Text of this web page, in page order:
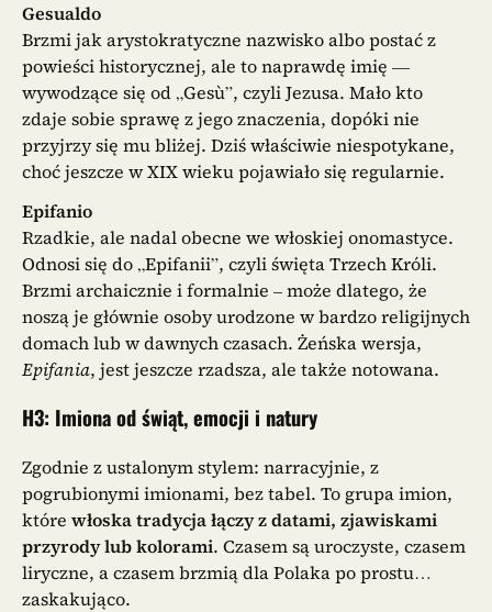
Gesualdo
Brzmi jak arystokratyczne nazwisko albo postać z
powieści historycznej, ale to naprawdę imię —
wywodzące się od „Gesù”, czyli Jezusa. Mało kto
zdaje sobie sprawę z jego znaczenia, dopóki nie
przyjrzy się mu bliżej. Dziś właściwie niespotykane,
choć jeszcze w XIX wieku pojawiało się regularnie.
Epifanio
Rzadkie, ale nadal obecne we włoskiej onomastyce.
Odnosi się do „Epifanii”, czyli święta Trzech Króli.
Brzmi archaicznie i formalnie – może dlatego, że
noszą je głównie osoby urodzone w bardzo religijnych
domach lub w dawnych czasach. Żeńska wersja,
Epifania, jest jeszcze rzadsza, ale także notowana.
H3: Imiona od świąt, emocji i natury
Zgodnie z ustalonym stylem: narracyjnie, z
pogrubionymi imionami, bez tabel. To grupa imion,
które włoska tradycja łączy z datami, zjawiskami
przyrody lub kolorami. Czasem są uroczyste, czasem
liryczne, a czasem brzmią dla Polaka po prostu…
zaskakująco.